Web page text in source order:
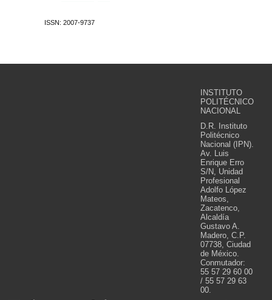
ISSN: 2007-9737
INSTITUTO
POLITÉCNICO
NACIONAL
D.R. Instituto
Politécnico
Nacional (IPN).
Av. Luis
Enrique Erro
S/N, Unidad
Profesional
Adolfo López
Mateos,
Zacatenco,
Alcaldía
Gustavo A.
Madero, C.P.
07738, Ciudad
de México.
Conmutador:
55 57 29 60 00
/ 55 57 29 63
00.